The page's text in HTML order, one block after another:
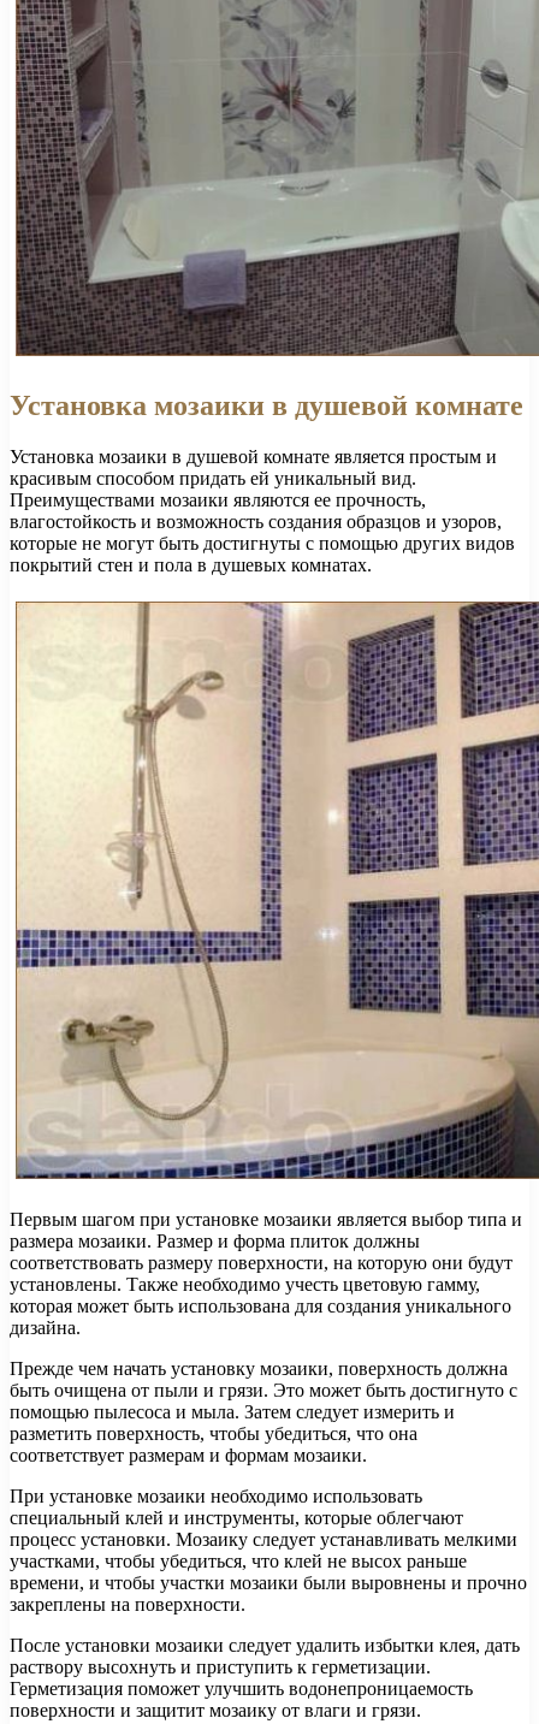
Установка мозаики в душевой комнате
Установка мозаики в душевой комнате является простым и
красивым способом придать ей уникальный вид.
Преимуществами мозаики являются ее прочность,
влагостойкость и возможность создания образцов и узоров,
которые не могут быть достигнуты с помощью других видов
покрытий стен и пола в душевых комнатах.
Первым шагом при установке мозаики является выбор типа и
размера мозаики. Размер и форма плиток должны
соответствовать размеру поверхности, на которую они будут
установлены. Также необходимо учесть цветовую гамму,
которая может быть использована для создания уникального
дизайна.
Прежде чем начать установку мозаики, поверхность должна
быть очищена от пыли и грязи. Это может быть достигнуто с
помощью пылесоса и мыла. Затем следует измерить и
разметить поверхность, чтобы убедиться, что она
соответствует размерам и формам мозаики.
При установке мозаики необходимо использовать
специальный клей и инструменты, которые облегчают
процесс установки. Мозаику следует устанавливать мелкими
участками, чтобы убедиться, что клей не высох раньше
времени, и чтобы участки мозаики были выровнены и прочно
закреплены на поверхности.
После установки мозаики следует удалить избытки клея, дать
раствору высохнуть и приступить к герметизации.
Герметизация поможет улучшить водонепроницаемость
поверхности и защитит мозаику от влаги и грязи.